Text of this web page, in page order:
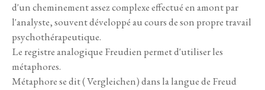
d'un cheminement assez complexe effectué en amont par
l'analyste, souvent développé au cours de son propre travail
psychothérapeutique.
Le registre analogique Freudien permet d'utiliser les
métaphores.
Métaphore se dit ( Vergleichen) dans la langue de Freud